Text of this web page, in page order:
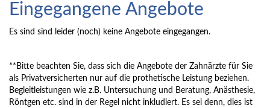
Eingegangene Angebote
Es sind sind leider (noch) keine Angebote eingegangen.
**Bitte beachten Sie, dass sich die Angebote der Zahnärzte für Sie
als Privatversicherten nur auf die prothetische Leistung beziehen.
Begleitleistungen wie z.B. Untersuchung und Beratung, Anästhesie,
Röntgen etc. sind in der Regel nicht inkludiert. Es sei denn, dies ist